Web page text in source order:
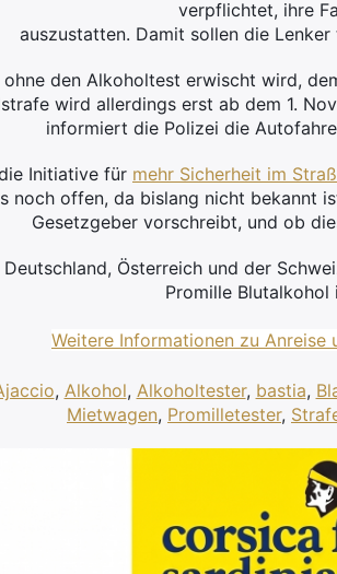
verpflichtet, ihre
auszustatten. Damit sollen die
ohne den Alkoholtest erwischt wird,
wird allerdings erst ab dem 1.
informiert die Polizei die
Initiative für mehr Sicherheit im
noch offen, da bislang nicht bekannt
Gesetzgeber vorschreibt, und ob
Deutschland, Österreich und der
Promille Blutalkohol
Weitere Informationen zu Anreise
, Alkohol, Alkoholtester, bastia,
Mietwagen, Promilletester,